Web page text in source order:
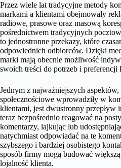
Przez wiele lat tradycyjne metody
markami a klientami obejmowały
radiowe, prasowe oraz masową
pośrednictwem tradycyjnych
to jednostronne przekazy, które
odpowiednich odbiorców. Dzięki
marki mają obecnie możliwość
swoich treści do potrzeb i preferencji
Jednym z najważniejszych aspektów,
społecznościowe wprowadziły w
klientami, jest dwustronny przepływ
teraz bezpośrednio reagować na
komentarzy, lajkując lub
natychmiast odpowiadać na te
szybszego i bardziej osobistego
sposób firmy mogą budować
lojalność klienta.